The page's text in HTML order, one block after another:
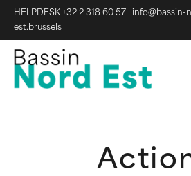
HELPDESK +32 2 318 60 57
info@bassin-
est.brussels